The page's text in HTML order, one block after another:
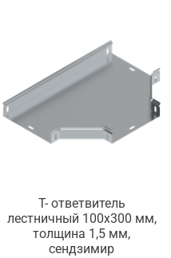
Т- ответвитель
лестничный 100х300 мм,
толщина 1,5 мм,
сендзимир